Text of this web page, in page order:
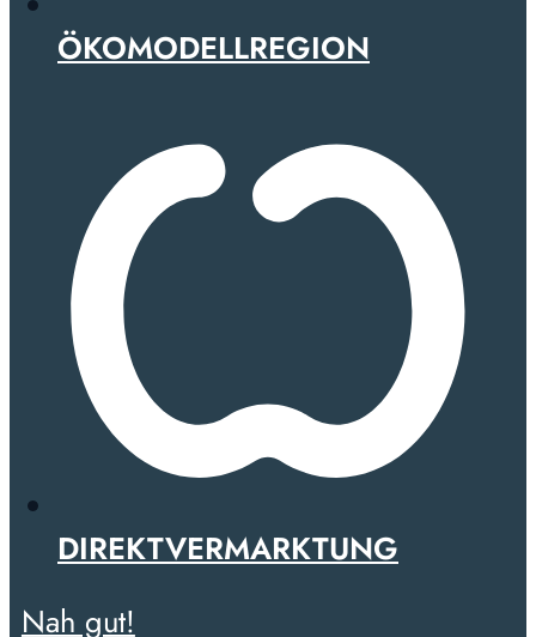
ÖKOMODELLREGION
DIREKTVERMARKTUNG
Nah gut!